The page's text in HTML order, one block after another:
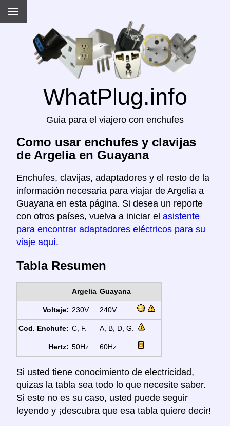
WhatPlug.info
Guia para el viajero con enchufes
Como usar enchufes y clavijas
de Argelia en Guayana
Enchufes, clavijas, adaptadores y el resto de la
información necesaria para viajar de Argelia a
Guayana en esta página. Si desea un reporte
con otros países, vuelva a iniciar el asistente
para encontrar adaptadores eléctricos para su
viaje aquí.
Tabla Resumen
Argelia Guayana
Voltaje: 230V. 240V.
Cod. Enchufe: C, F. A, B, D, G.
Hertz: 50Hz. 60Hz.
Si usted tiene conocimiento de electricidad,
quizas la tabla sea todo lo que necesite saber.
Si este no es su caso, usted puede seguir
leyendo y ¡descubra que esa tabla quiere decir!